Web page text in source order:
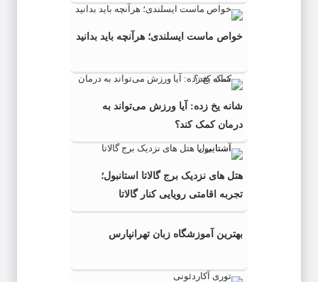
خواص ماست ایسلندی؛ هرآنچه باید بدانید
شانه یخ زده: آیا ورزش می‌تواند به
درمان کمک کند؟
هتل های نزدیک برج گالاتا استانبول؛
تجربه اقامتی رویایی کنار گالاتا
بهترین آموزشگاه زبان تهرانپارس